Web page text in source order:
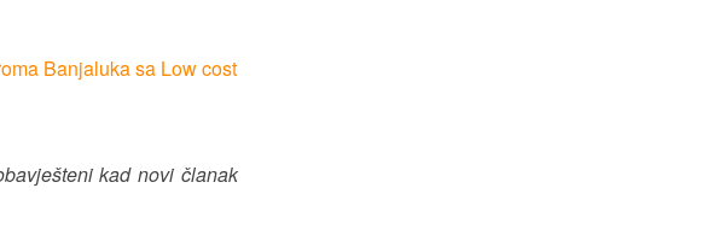
Banjaluka sa Low cost
kad novi članak